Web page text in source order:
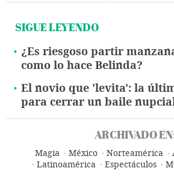
SIGUE LEYENDO
¿Es riesgoso partir
como lo hace Belinda?
El novio que 'levita': la
para cerrar un baile
ARCHIVADO
Magia México Norteamérica
Latinoamérica
Espectáculos